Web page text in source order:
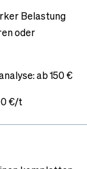
Belastung
oder
ab 150 €
€/t